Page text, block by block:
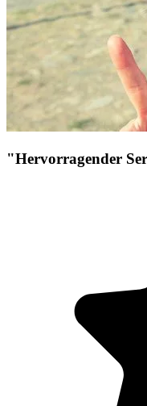
"Hervorragender